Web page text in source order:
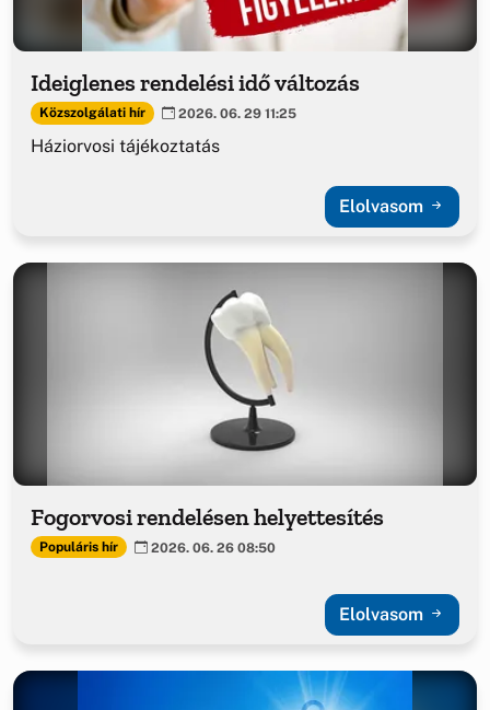
Ideiglenes rendelési idő változás
Közszolgálati hír 2026. 06. 29 11:25
Háziorvosi tájékoztatás
Elolvasom
Fogorvosi rendelésen helyettesítés
Populáris hír 2026. 06. 26 08:50
Elolvasom